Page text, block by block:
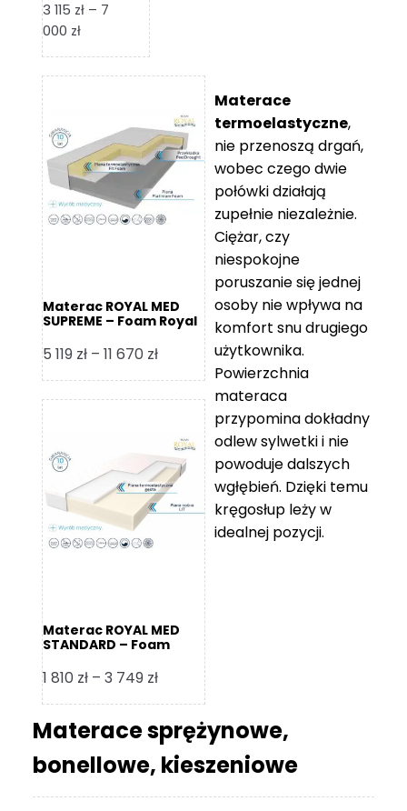
3 115 zł – 7
000 złZakres
od
7
000 zł
Materac ROYAL MED
SUPREME – Foam Royal
5 119 zł – 11 670 złZakres
cen:
od
119 zł
do
11
670 zł
Materac ROYAL MED
STANDARD – Foam
1 810 zł – 3 749 złZakres
cen:
od
1
810 zł
Materace
termoelastyczne,
nie przenoszą drgań,
wobec czego dwie
połówki działają
zupełnie niezależnie.
Ciężar, czy
niespokojne
poruszanie się jednej
osoby nie wpływa na
komfort snu drugiego
użytkownika.
Powierzchnia
materaca
przypomina dokładny
odlew sylwetki i nie
powoduje dalszych
wgłębień. Dzięki temu
kręgosłup leży w
idealnej pozycji.
Materace sprężynowe,
bonellowe, kieszeniowe